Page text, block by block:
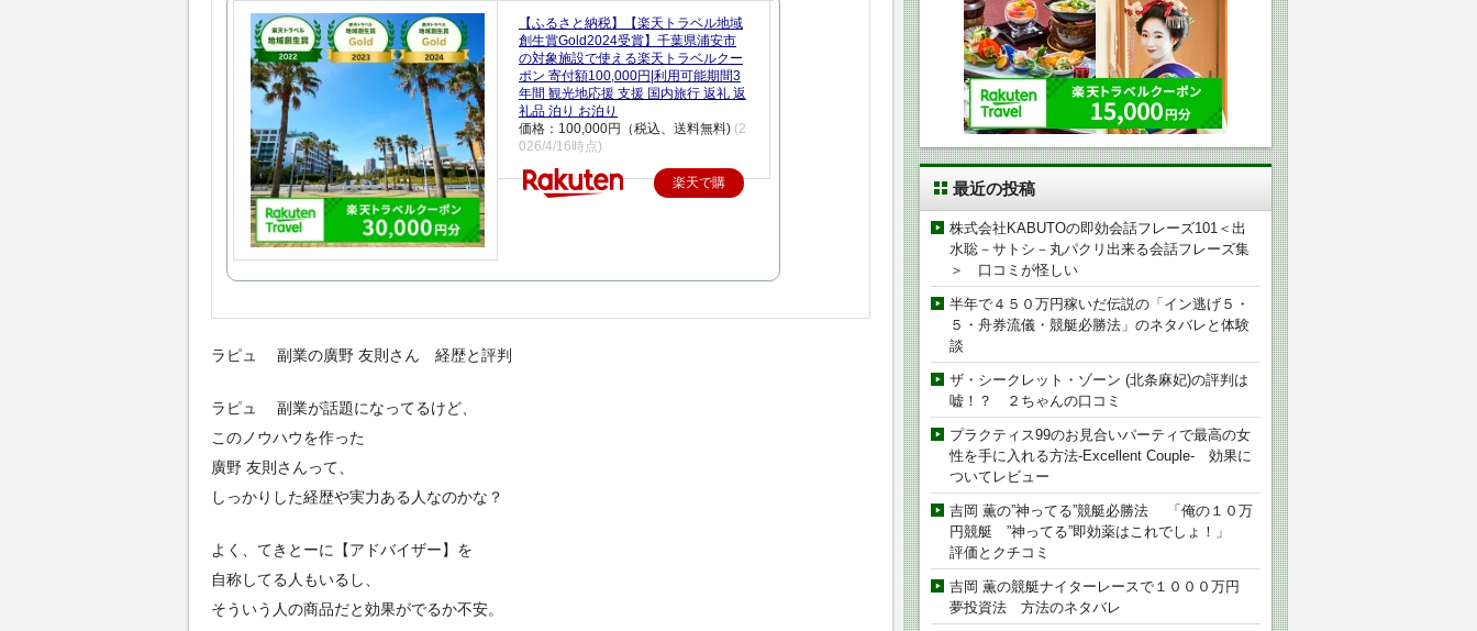
【ふるさと納税】【楽天トラベル地域
創生賞Gold2024受賞】千葉県浦安市
の対象施設で使える楽天トラベルクー
ポン 寄付額100,000円|利用可能期間3
年間 観光地応援 支援 国内旅行 返礼 返
礼品 泊り お泊り
価格：100,000円（税込、送料無料) (2
026/4/16時点)
楽天で購
ラピュ 副業の廣野 友則さん 経歴と評判
ラピュ 副業が話題になってるけど、
このノウハウを作った
廣野 友則さんって、
しっかりした経歴や実力ある人なのかな？
よく、てきとーに【アドバイザー】を
自称してる人もいるし、
そういう人の商品だと効果がでるか不安。
最近の投稿
株式会社KABUTOの即効会話フレーズ101＜出
水聡－サトシ－丸パクリ出来る会話フレーズ集
＞ 口コミが怪しい
半年で４５０万円稼いだ伝説の「イン逃げ５・
５・舟券流儀・競艇必勝法」のネタバレと体験
談
ザ・シークレット・ゾーン (北条麻妃)の評判は
嘘！？ ２ちゃんの口コミ
プラクティス99のお見合いパーティで最高の女
性を手に入れる方法-Excellent Couple- 効果に
ついてレビュー
吉岡 薫の”神ってる”競艇必勝法 「俺の１０万
円競艇 ”神ってる”即効薬はこれでしょ！」
評価とクチコミ
吉岡 薫の競艇ナイターレースで１０００万円
夢投資法 方法のネタバレ